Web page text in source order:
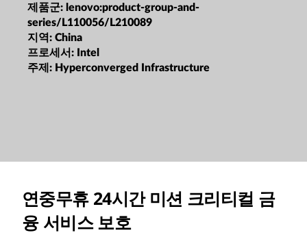
제품군: lenovo:product-group-and-
series/L110056/L210089
지역: China
프로세서: Intel
주제: Hyperconverged Infrastructure
연중무휴 24시간 미션 크리티컬 금
융 서비스 보호